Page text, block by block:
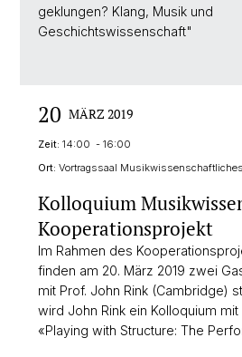
geklungen? Klang, Musik und
Geschichtswissenschaft"
20 MÄRZ 2019
Zeit: 14:00 - 16:00
Ort: Vortragssaal
Kolloquium
Kooperationsprojekt
Im Rahmen des
finden am 20. März 2019 zwei
mit Prof. John Rink (Cambridge)
wird John Rink ein Kolloquium
«Playing with Structure: The